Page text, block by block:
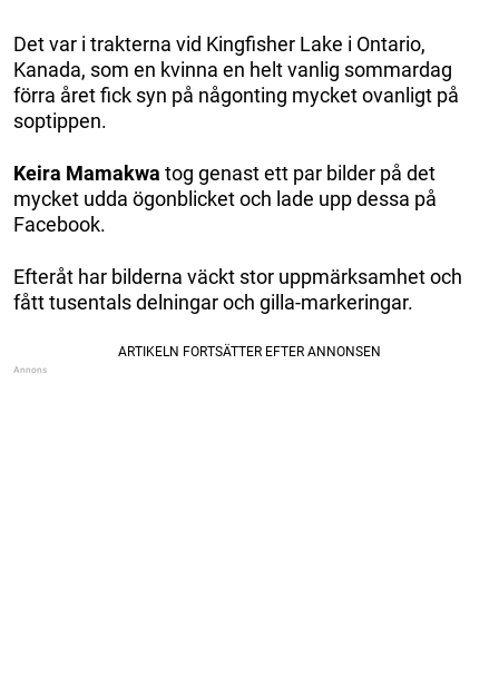
Det var i trakterna vid Kingfisher Lake i Ontario,
Kanada, som en kvinna en helt vanlig sommardag
förra året fick syn på någonting mycket ovanligt på
soptippen.
Keira Mamakwa tog genast ett par bilder på det
mycket udda ögonblicket och lade upp dessa på
Facebook.
Efteråt har bilderna väckt stor uppmärksamhet och
fått tusentals delningar och gilla-markeringar.